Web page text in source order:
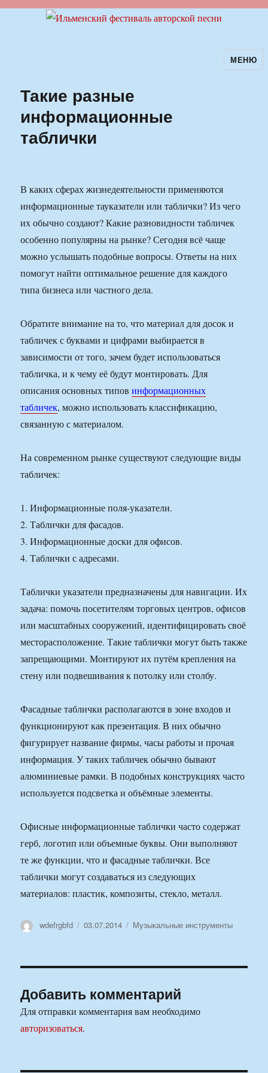
Ильменский фестиваль авторскойМЕНЮ
Такие разные
информационные
таблички
В каких сферах жизнедеятельности применяются
информационные тауказатели или таблички? Из чего
их обычно создают? Какие разновидности табличек
особенно популярны на рынке? Сегодня всё чаще
можно услышать подобные вопросы. Ответы на них
помогут найти оптимальное решение для каждого
типа бизнеса или частного дела.
Обратите внимание на то, что материал для досок и
табличек с буквами и цифрами выбирается в
зависимости от того, зачем будет использоваться
табличка, и к чему её будут монтировать. Для
описания основных типовинформационных
табличек, можно использовать классификацию,
связанную с материалом.
На современном рынке существуют следующие виды
табличек:
1. Информационные поля-указатели.
2. Таблички для фасадов.
3. Информационные доски для офисов.
4. Таблички с адресами.
Таблички указатели предназначены для навигации. Их
задача: помочь посетителям торговых центров, офисов
или масштабных сооружений, идентифицировать своё
месторасположение. Такие таблички могут быть также
запрещающими. Монтируют их путём крепления на
стену или подвешивания к потолку или столбу.
Фасадные таблички располагаются в зоне входов и
функционируют как презентация. В них обычно
фигурирует название фирмы, часы работы и прочая
информация. У таких табличек обычно бывают
алюминиевые рамки. В подобных конструкциях часто
используется подсветка и объёмные элементы.
Офисные информационные таблички часто содержат
герб, логотип или объемные буквы. Они выполняют
те же функции, что и фасадные таблички. Все
таблички могут создаваться из следующих
материалов: пластик, композиты, стекло, металл.
Автор
wdefrgbfd Опубликовано
03.07.2014 Рубрики
Музыкальные инструменты
Добавить комментарий
Для отправки комментария вам необходимо
авторизоваться.